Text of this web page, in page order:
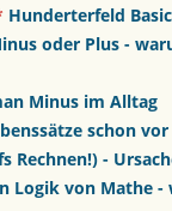
Hunderterfeld
oder Plus -
Minus im Alltag
schon
Rechnen!) -
Logik von Mathe